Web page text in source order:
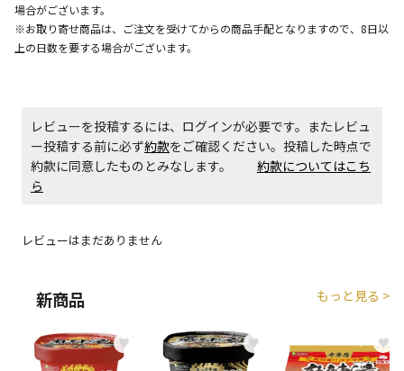
お見積商品です。金額・施工日はお打ち合わせの上、
決定となります。
決定となります。
場合がございます。
※お取り寄せ商品は、ご注文を受けてからの商品手配となりますので、8日以
上の日数を要する場合がございます。
レビューを投稿するには、ログインが必要です。またレビュ
ー投稿する前に必ず約款をご確認ください。投稿した時点で
約款に同意したものとみなします。 約款についてはこち
ら
レビューはまだありません
新商品 もっと見る >
♥ ♥ ♥